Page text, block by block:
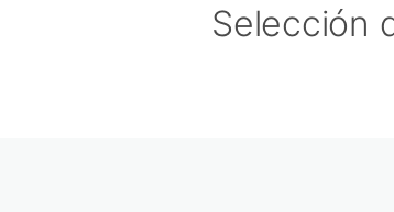
Selección